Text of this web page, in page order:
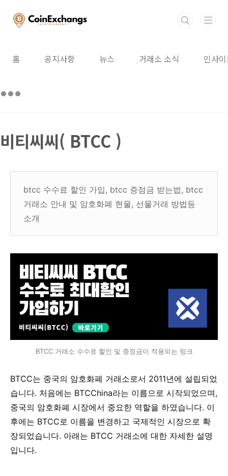
홈 공지사항 뉴스 거래소 소식 인사
비티씨씨( BTCC )
btcc 수수료 할인 가입, btcc 증점금 받는법, btcc
거래소 안내 및 암호화폐 현물, 선물거래 방법등
소개
BTCC 거래소 수수료 할인 및 증정금이 적용되는 링크
BTCC는 중국의 암호화폐 거래소로서 2011년에 설립되었
습니다. 처음에는 BTCChina라는 이름으로 시작되었으며,
중국의 암호화폐 시장에서 중요한 역할을 하였습니다. 이
후에는 BTCC로 이름을 변경하고 국제적인 시장으로 확
장되었습니다. 아래는 BTCC 거래소에 대한 자세한 설명
입니다.